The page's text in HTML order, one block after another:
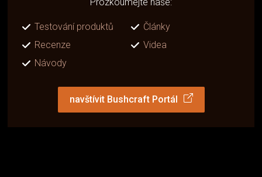
Testování produktů
Články
Recenze
Videa
Návody
navštívit Bushcraft Portál